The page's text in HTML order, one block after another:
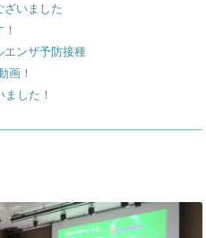
ざいました
エンザ予防接種
画！
した！